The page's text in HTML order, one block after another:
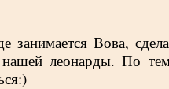
занимается Вова,
леонарды. По